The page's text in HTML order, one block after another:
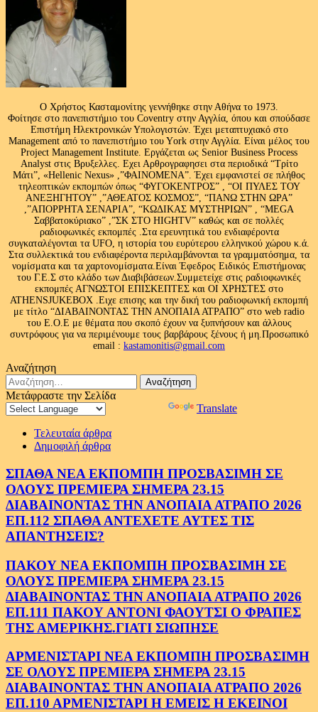
Ο Χρήστος Κασταμονίτης γεννήθηκε στην Αθήνα το 1973.
Φοίτησε στο πανεπιστήμιο του Coventry στην Αγγλία, όπου και σπούδασε
Επιστήμη Ηλεκτρονικών Υπολογιστών. Έχει μεταπτυχιακό στο
Management από το πανεπιστήμιο του Υork στην Αγγλία. Είναι μέλος του
Project Management Institute. Εργάζεται ως Senior Business Process
Analyst στις Βρυξελλες. Εχει Αρθρογραφησει στα περιοδικά “Τρίτο
Μάτι”, «Hellenic Nexus» ,”ΦΑΙΝΟΜΕΝΑ”. Έχει εμφανιστεί σε πλήθος
τηλεοπτικών εκπομπών όπως “ΦΥΓΟΚΕΝΤΡΟΣ” , “ΟΙ ΠΥΛΕΣ ΤΟΥ
ΑΝΕΞΗΓΗΤΟΥ” ,”ΑΘΕΑΤΟΣ ΚΟΣΜΟΣ”, “ΠΑΝΩ ΣΤΗΝ ΩΡΑ”
,”ΑΠΟΡΡΗΤΑ ΣΕΝΑΡΙΑ”, “ΚΩΔΙΚΑΣ ΜΥΣΤΗΡΙΩΝ” , “MEGA
Σαββατοκύριακο” ,”ΣΚ ΣΤΟ HIGHTV” καθώς και σε πολλές
ραδιοφωνικές εκπομπές .Στα ερευνητικά του ενδιαφέροντα
συγκαταλέγονται τα UFO, η ιστορία του ευρύτερου ελληνικού χώρου κ.ά.
Στα συλλεκτικά του ενδιαφέροντα περιλαμβάνονται τα γραμματόσημα, τα
νομίσματα και τα χαρτονομίσματα.Είναι Έφεδρος Ειδικός Επιστήμονας
του Γ.Ε.Σ στο κλάδο των Διαβιβάσεων.Συμμετείχε στις ραδιοφωνικές
εκπομπές ΑΓΝΩΣΤΟΙ ΕΠΙΣΚΕΠΤΕΣ και ΟΙ ΧΡΗΣΤΕΣ στο
ATHENSJUKEBOX .Ειχε επισης και την δική του ραδιοφωνική εκπομπή
με τίτλο “ΔΙΑΒΑΙΝΟΝΤΑΣ ΤΗΝ ΑΝΟΠΑΙΑ ΑΤΡΑΠΟ” στο web radio
του Ε.Ο.Ε με θέματα που σκοπό έχουν να ξυπνήσουν και άλλους
συντρόφους για να περιμένουμε τους βαρβάρους ξένους ή μη.Προσωπικό
email : kastamonitis@gmail.com
Αναζήτηση
Αναζήτηση
για:
Μετάφραστε την Σελίδα
Translate
Τελευταία άρθρα
Δημοφιλή άρθρα
ΣΠΑΘΑ ΝΕΑ ΕΚΠΟΜΠΗ ΠΡΟΣΒΑΣΙΜΗ ΣΕ
ΟΛΟΥΣ ΠΡΕΜΙΕΡΑ ΣΗΜΕΡΑ 23.15
ΔΙΑΒΑΙΝΟΝΤΑΣ ΤΗΝ ΑΝΟΠΑΙΑ ΑΤΡΑΠΟ 2026
ΕΠ.112 ΣΠΑΘΑ ΑΝΤΕΧΕΤΕ ΑΥΤΕΣ ΤΙΣ
ΑΠΑΝΤΗΣΕΙΣ?
ΠΑΚΟΥ ΝΕΑ ΕΚΠΟΜΠΗ ΠΡΟΣΒΑΣΙΜΗ ΣΕ
ΟΛΟΥΣ ΠΡΕΜΙΕΡΑ ΣΗΜΕΡΑ 23.15
ΔΙΑΒΑΙΝΟΝΤΑΣ ΤΗΝ ΑΝΟΠΑΙΑ ΑΤΡΑΠΟ 2026
ΕΠ.111 ΠΑΚΟΥ ΑΝΤΟΝΙ ΦΑΟΥΤΣΙ Ο ΦΡΑΠΕΣ
ΤΗΣ ΑΜΕΡΙΚΗΣ.ΓΙΑΤΙ ΣΙΩΠΗΣΕ
ΑΡΜΕΝΙΣΤΑΡΙ ΝΕΑ ΕΚΠΟΜΠΗ ΠΡΟΣΒΑΣΙΜΗ
ΣΕ ΟΛΟΥΣ ΠΡΕΜΙΕΡΑ ΣΗΜΕΡΑ 23.15
ΔΙΑΒΑΙΝΟΝΤΑΣ ΤΗΝ ΑΝΟΠΑΙΑ ΑΤΡΑΠΟ 2026
ΕΠ.110 ΑΡΜΕΝΙΣΤΑΡΙ Η ΕΜΕΙΣ Η ΕΚΕΙΝΟΙ